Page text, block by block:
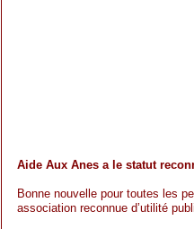
Aide Aux Anes a le statut
Bonne nouvelle pour toutes les
association reconnue d’utilité